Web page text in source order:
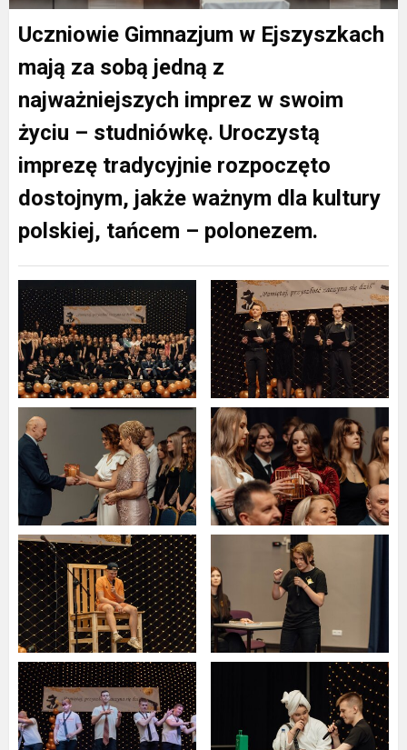
Uczniowie Gimnazjum w Ejszyszkach
mają za sobą jedną z
najważniejszych imprez w swoim
życiu – studniówkę. Uroczystą
imprezę tradycyjnie rozpoczęto
dostojnym, jakże ważnym dla kultury
polskiej, tańcem – polonezem.